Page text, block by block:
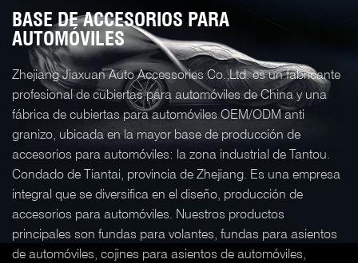
BASE DE ACCESORIOS PARA
AUTOMÓVILES
Zhejiang Jiaxuan Auto Accessories Co.,Ltd. es un fabricante
profesional de cubiertas para automóviles de China y una
fábrica de cubiertas para automóviles OEM/ODM anti
granizo, ubicada en la mayor base de producción de
accesorios para automóviles: la zona industrial de Tantou.
Condado de Tiantai, provincia de Zhejiang. Es una empresa
integral que se diversifica en el diseño, producción de
accesorios para automóviles. Nuestros productos
principales son fundas para volantes, fundas para asientos
de automóviles, cojines para asientos de automóviles,